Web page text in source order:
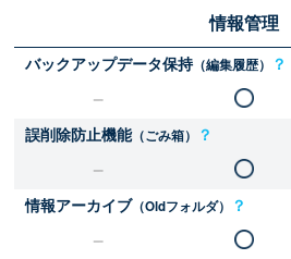
情報管理
バックアップデータ保持（編集履歴） ？
誤削除防止機能（ごみ箱） ？
情報アーカイブ（Oldフォルダ） ？